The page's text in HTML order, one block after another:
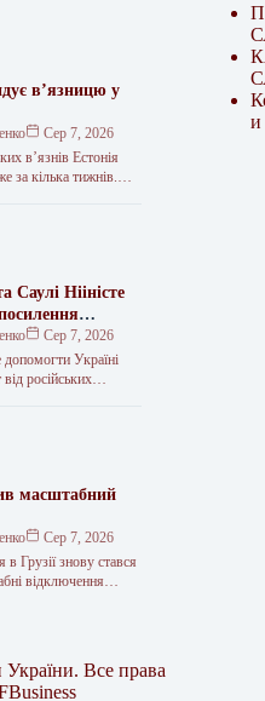
в’язницю у
Сер 7, 2026
в’язнів Естонія
за кілька тижнів.
Тартуської
Саулі Нііністе
ППО таСер 7, 2026
Україні
російських
08/efedc0db829cb5
із
масштабний
Сер 7, 2026
в Грузії знову стався
відключення
и
Все права